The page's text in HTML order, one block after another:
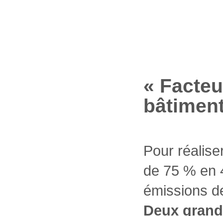
«
Pour
de 75 % en
émissions
Deux